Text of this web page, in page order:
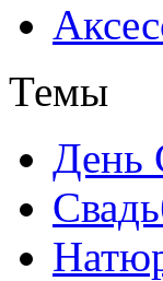
Темы
День